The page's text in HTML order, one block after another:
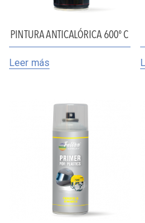
PINTURA ANTICALÓRICA 600º C
Leer más